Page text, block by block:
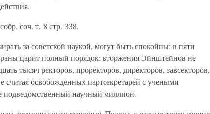
соч. т. 8 стр. ЗЗ8.
за советской наукой, могут быть спокойны: в пяти
царит полный порядок: вторжения Эйнштейнов не
тысяч ректоров, проректоров, директоров, завсекторов,
считая освобожденных партсекретарей с учеными
подведомственный научный миллион.